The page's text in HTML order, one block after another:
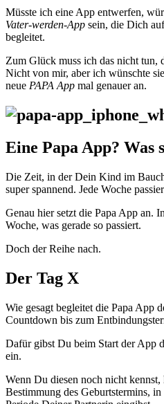
Müsste ich eine App entwerfen,
Vater-werden-App sein, die Dich
begleitet.
Zum Glück muss ich das nicht tun,
Nicht von mir, aber ich wünschte
neue PAPA App mal genauer an.
Eine Papa App? Was
Die Zeit, in der Dein Kind im
super spannend. Jede Woche
Genau hier setzt die Papa App an.
Woche, was gerade so passiert.
Doch der Reihe nach.
Der Tag X
Wie gesagt begleitet die Papa App
Countdown bis zum
Dafür gibst Du beim Start der App
ein.
Wenn Du diesen noch nicht
Bestimmung des Geburtstermins,